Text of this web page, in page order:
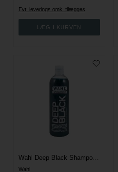
Evt. leverings omk. tilægges
Wahl Deep Black Shampoo 500 ml.
Wahl